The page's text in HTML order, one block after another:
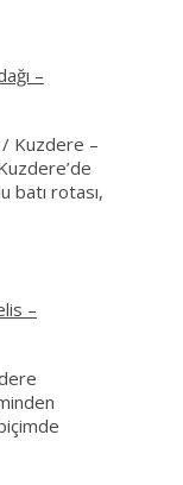
–
Kuzdere –
batı rotası,
–